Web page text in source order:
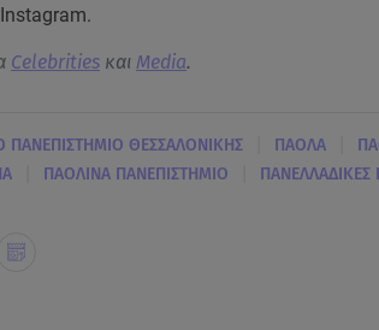
Celebritiesκαι Media.
ΠΑΝΕΠΙΣΤΗΜΙΟ ΘΕΣΣΑΛΟΝΙΚΗΣ ΠΑΟΛΑ
ΠΑΟΛΙΝΑ ΠΑΝΕΠΙΣΤΗΜΙΟ ΠΑΝΕΛΛΑΔΙΚΕΣ